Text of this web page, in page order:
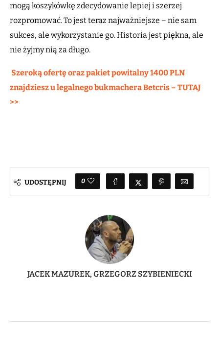
mogą koszykówkę zdecydowanie lepiej i szerzej
rozpromować. To jest teraz najważniejsze – nie sam
sukces, ale wykorzystanie go. Historia jest piękna, ale
nie żyjmy nią za długo.
Szeroką ofertę oraz pakiet powitalny 1400 PLN
znajdziesz u legalnego bukmachera Betcris – TUTAJ
>>
UDOSTĘPNIJ 0
JACEK MAZUREK, GRZEGORZ SZYBIENIECKI